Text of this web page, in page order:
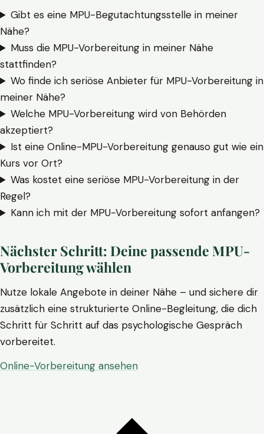
Gibt es eine MPU-Begutachtungsstelle in meiner
Nähe?
Muss die MPU-Vorbereitung in meiner Nähe
stattfinden?
Wo finde ich seriöse Anbieter für MPU-Vorbereitung in
meiner Nähe?
Welche MPU-Vorbereitung wird von Behörden
akzeptiert?
Ist eine Online-MPU-Vorbereitung genauso gut wie ein
Kurs vor Ort?
Was kostet eine seriöse MPU-Vorbereitung in der
Regel?
Kann ich mit der MPU-Vorbereitung sofort anfangen?
Nächster Schritt: Deine passende MPU-
Vorbereitung wählen
Nutze lokale Angebote in deiner Nähe – und sichere dir
zusätzlich eine strukturierte Online-Begleitung, die dich
Schritt für Schritt auf das psychologische Gespräch
vorbereitet.
Online-Vorbereitung ansehen